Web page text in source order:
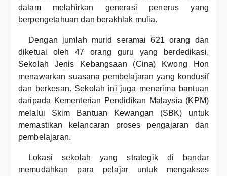
dalam melahirkan generasi penerus yang
berpengetahuan dan berakhlak mulia.
Dengan jumlah murid seramai 621 orang dan
diketuai oleh 47 orang guru yang berdedikasi,
Sekolah Jenis Kebangsaan (Cina) Kwong Hon
menawarkan suasana pembelajaran yang kondusif
dan berkesan. Sekolah ini juga menerima bantuan
daripada Kementerian Pendidikan Malaysia (KPM)
melalui Skim Bantuan Kewangan (SBK) untuk
memastikan kelancaran proses pengajaran dan
pembelajaran.
Lokasi sekolah yang strategik di bandar
memudahkan para pelajar untuk mengakses